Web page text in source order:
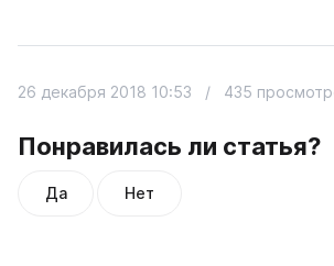
Понравилась ли статья?
Да Нет
26 декабря 2018 10:53 / 435